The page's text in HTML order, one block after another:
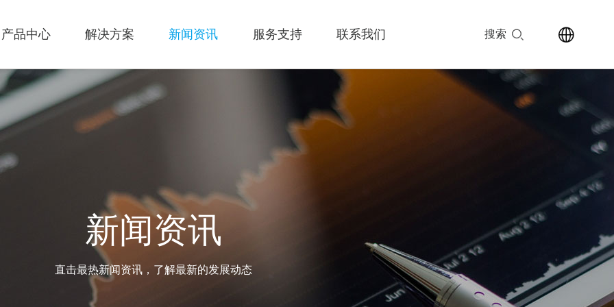
搜索
产品中心 解决方案 新闻资讯 服务支持 联系我们
新闻资讯
直击最热新闻资讯，了解最新的发展动态